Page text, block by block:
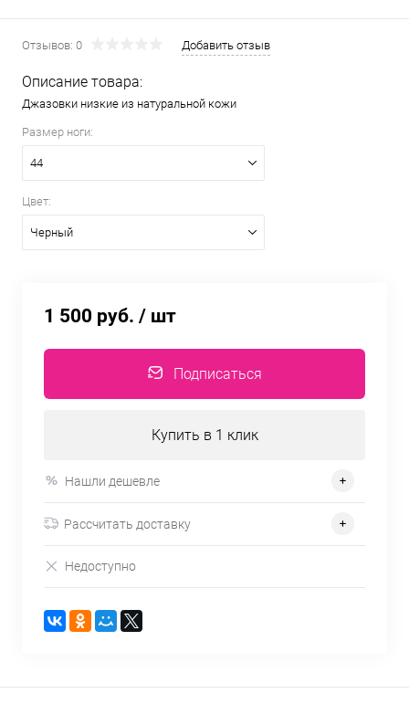
Отзывов: 0 Добавить отзыв
Описание товара:
Джазовки низкие из натуральной кожи
Размер ноги:
44
Цвет:
Черный
1 500 руб. / шт
Подписаться
Купить в 1 клик
Нашли дешевле
Рассчитать доставку
Недоступно